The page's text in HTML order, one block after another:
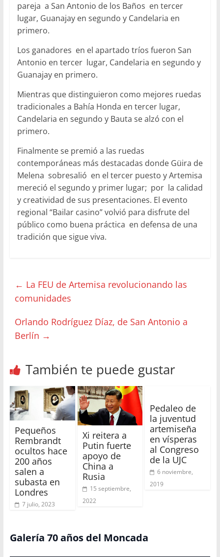
pareja a San Antonio de los Baños en tercer
lugar, Guanajay en segundo y Candelaria en
primero.
Los ganadores en el apartado tríos fueron San
Antonio en tercer lugar, Candelaria en segundo y
Guanajay en primero.
Mientras que distinguieron como mejores ruedas
tradicionales a Bahía Honda en tercer lugar,
Candelaria en segundo y Bauta se alzó con el
primero.
Finalmente se premió a las ruedas
contemporáneas más destacadas donde Güira de
Melena sobresalió en el tercer puesto y Artemisa
mereció el segundo y primer lugar; por la calidad
y creatividad de sus presentaciones. El evento
regional “Bailar casino” volvió para disfrute del
público como buena práctica en defensa de una
tradición que sigue viva.
← La FEU de Artemisa revolucionando las
comunidades
Orlando Rodríguez Díaz, de San Antonio a
Berlín →
También te puede gustar
Pequeños
Rembrandt
ocultos hace
200 años
salen a
subasta en
Londres
7 julio, 2023
Xi reitera a
Putin fuerte
apoyo de
China a
Rusia
15 septiembre,
2022
Pedaleo de
la juventud
artemiseña
en vísperas
al Congreso
de la UJC
6 noviembre,
2019
Galería 70 años del Moncada